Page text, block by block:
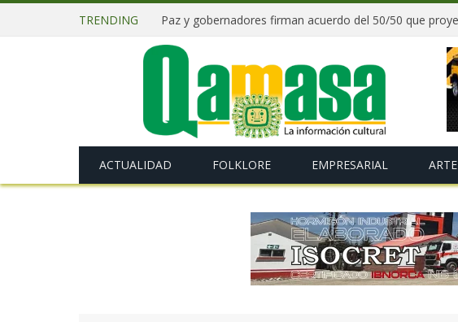
TRENDING
ACTUALIDAD FOLKLORE EMPRESARIAL